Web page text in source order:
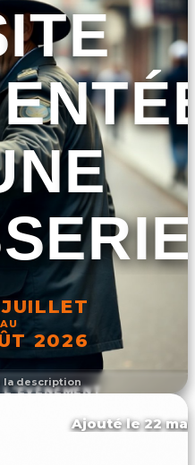
la description
AU
2026
Ajouté le 22